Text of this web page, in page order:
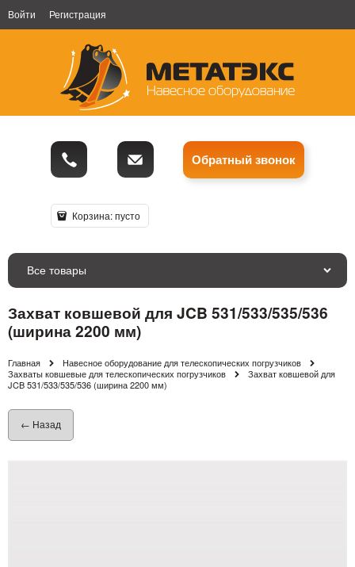
Войти Регистрация
Обратный звонок
Корзина:пусто
Все товары
Захват ковшевой для JCB 531/533/535/536
(ширина 2200 мм)
Главная
Навесное оборудование для телескопических погрузчиков
Захваты ковшевые для телескопических погрузчиков
Захват ковшевой для
JCB 531/533/535/536 (ширина 2200 мм)
← Назад